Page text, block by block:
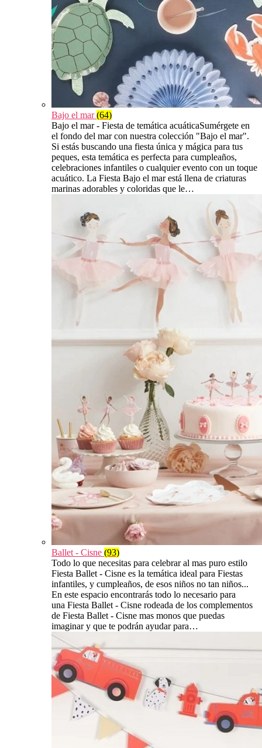
Bajo el mar(64)
Bajo el mar - Fiesta de temática acuáticaSumérgete en
el fondo del mar con nuestra colección "Bajo el mar".
Si estás buscando una fiesta única y mágica para tus
peques, esta temática es perfecta para cumpleaños,
celebraciones infantiles o cualquier evento con un toque
acuático. La Fiesta Bajo el mar está llena de criaturas
marinas adorables y coloridas que le…
Ballet - Cisne (93)
Todo lo que necesitas para celebrar al mas puro estilo
Fiesta Ballet - Cisne es la temática ideal para Fiestas
infantiles, y cumpleaños, de esos niños no tan niños...
En este espacio encontrarás todo lo necesario para
una Fiesta Ballet - Cisne rodeada de los complementos
de Fiesta Ballet - Cisne mas monos que puedas
imaginar y que te podrán ayudar para…